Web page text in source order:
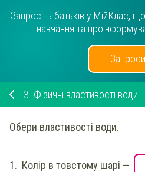
Запросіть батьків у МійКлас,
навчання та
3. Фізичні властивості води
Обери властивості води.
1. Колір в товстому шарі —